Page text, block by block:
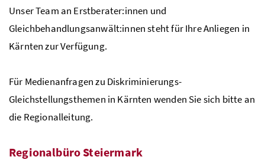
Unser Team an Erstberater:innen und
Gleichbehandlungsanwält:innen steht für Ihre Anliegen in
Kärnten zur Verfügung.
Für Medienanfragen zu Diskriminierungs-
Gleichstellungsthemen in Kärnten wenden Sie sich bitte an
die Regionalleitung.
Regionalbüro Steiermark